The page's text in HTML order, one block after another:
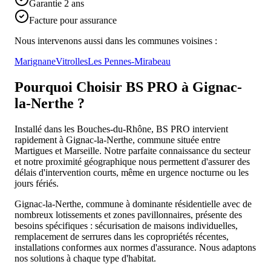
Garantie 2 ans
Facture pour assurance
Nous intervenons aussi dans les communes voisines :
MarignaneVitrollesLes Pennes-Mirabeau
Pourquoi Choisir BS PRO à Gignac-
la-Nerthe ?
Installé dans les Bouches-du-Rhône, BS PRO intervient
rapidement à Gignac-la-Nerthe, commune située entre
Martigues et Marseille. Notre parfaite connaissance du secteur
et notre proximité géographique nous permettent d'assurer des
délais d'intervention courts, même en urgence nocturne ou les
jours fériés.
Gignac-la-Nerthe, commune à dominante résidentielle avec de
nombreux lotissements et zones pavillonnaires, présente des
besoins spécifiques : sécurisation de maisons individuelles,
remplacement de serrures dans les copropriétés récentes,
installations conformes aux normes d'assurance. Nous adaptons
nos solutions à chaque type d'habitat.